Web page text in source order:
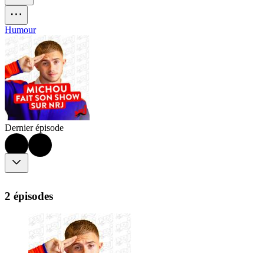
Humour
Dernier épisode
2 épisodes